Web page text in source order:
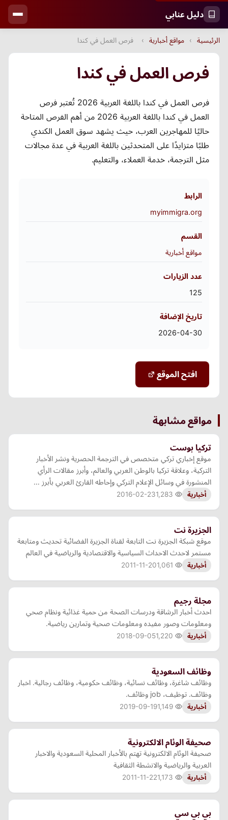
دليل عنابي
الرئيسية › مواقع أخبارية › فرص العمل في كندا
فرص العمل في كندا
فرص العمل في كندا باللغة العربية 2026 تُعتبر فرص
العمل في كندا باللغة العربية 2026 من أهم الفرص المتاحة
حاليًا للمهاجرين العرب، حيث يشهد سوق العمل الكندي
طلبًا متزايدًا على المتحدثين باللغة العربية في عدة مجالات
مثل الترجمة، خدمة العملاء، والتعليم.
الرابط
myimmigra.org
القسم
مواقع أخبارية
عدد الزيارات
125
تاريخ الإضافة
2026-04-30
افتح الموقع
مواقع مشابهة
تركيا بوست
موقع إخباري تركي متخصص في الترجمة الحصرية ونشر الأخبار
التركية، وعلاقة تركيا بالوطن العربي والعالم، وأبرز مقالات الرأي
المنشورة في وسائل الإعلام التركي وإحاطه القارئ العربي بأبرز …
أخبارية 2016-02-23
الجزيرة نت
موقع شبكة الجزيرة نت التابعة لقناة الجزيرة الفضائية تحديث ومتابعة
مستمر لاحدث الاحداث السياسية والاقتصادية والرياضية في العالم
أخبارية 2011-11-20
مجلة رجيم
احدث أخبار الرشاقة ودرسات الصحة من حمية غذائية ونظام صحي
ومعلومات وصور مفيده ومعلومات صحية وتمارين رياضية.
أخبارية 2018-09-05
وظائف السعودية
وظائف شاغرة، وظائف نسائية، وظائف حكومية، وظائف رجالية. اخبار
وظائف. توظيف، job وظائف.
أخبارية 2019-09-19
صحيفة الوئام الالكترونية
صحيفة الوئام الالكترونية تهتم بالأخبار المحلية السعودية والاخبار
العربية والرياضية والانشطة الثقافية
أخبارية 2011-11-22
بي بي سي